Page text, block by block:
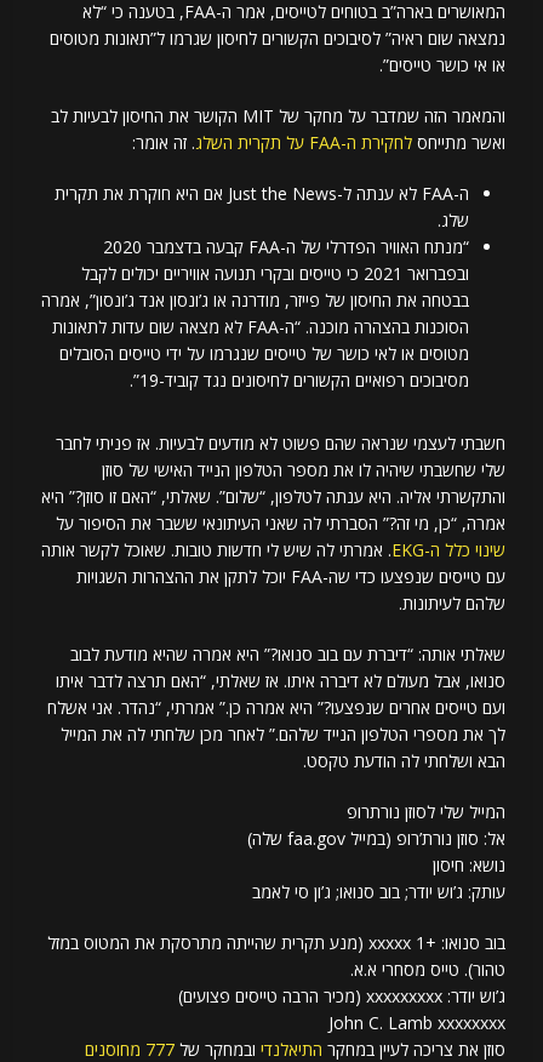
המאושרים בארה”ב בטוחים לטייסים, אמר ה-FAA, בטענה כי “לא
נמצאה שום ראיה” לסיבוכים הקשורים לחיסון שגרמו ל”תאונות מטוסים
או אי כושר טייסים”.
והמאמר הזה שמדבר על מחקר של MIT הקושר את החיסון לבעיות לב
ואשר מתייחסלחקירת ה-FAA על תקרית השלג . זה אומר:
ה-FAA לא ענתה ל-Just the News אם היא חוקרת את תקרית
שלג.
“מנתח האוויר הפדרלי של ה-FAA קבעה בדצמבר 2020
ובפברואר 2021 כי טייסים ובקרי תנועה אוויריים יכולים לקבל
בבטחה את החיסון של פייזר, מודרנה או ג’ונסון אנד ג’ונסון”, אמרה
הסוכנות בהצהרה מוכנה. “ה-FAA לא מצאה שום עדות לתאונות
מטוסים או לאי כושר של טייסים שנגרמו על ידי טייסים הסובלים
מסיבוכים רפואיים הקשורים לחיסונים נגד קוביד-19”.
חשבתי לעצמי שנראה שהם פשוט לא מודעים לבעיות. אז פניתי לחבר
שלי שחשבתי שיהיה לו את מספר הטלפון הנייד האישי של סוזן
והתקשרתי אליה. היא ענתה לטלפון, “שלום”. שאלתי, “האם זו סוזן?” היא
אמרה, “כן, מי זה?” הסברתי לה שאני העיתונאי ששבר את הסיפור על
שינוי כלל ה-EKG
. אמרתי לה שיש לי חדשות טובות. שאוכל לקשר אותה
עם טייסים שנפצעו כדי שה-FAA יוכל לתקן את ההצהרות השגויות
שלהם לעיתונות.
שאלתי אותה: “דיברת עם בוב סנואו?” היא אמרה שהיא מודעת לבוב
סנואו, אבל מעולם לא דיברה איתו. אז שאלתי, “האם תרצה לדבר איתו
ועם טייסים אחרים שנפצעו?” היא אמרה כן.” אמרתי, “נהדר. אני אשלח
לך את מספרי הטלפון הנייד שלהם.” לאחר מכן שלחתי לה את המייל
הבא ושלחתי לה הודעת טקסט.
המייל שלי לסוזן נורתרופ
אל: סוזן נורת’רופ (במייל faa.gov שלה)
נושא: חיסון
עותק: ג’וש יודר; בוב סנואו; ג’ון סי לאמב
בוב סנואו: +1 xxxxx (מנע תקרית שהייתה מתרסקת את המטוס במזל
טהור). טייס מסחרי א.א.
ג’וש יודר: xxxxxxxxx (מכיר הרבה טייסים פצועים)
John C. Lamb xxxxxxxx
סוזן את צריכה לעיין במחקר התיאלנדי ובמחקר של777 מחוסנים